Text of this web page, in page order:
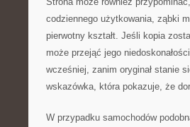
codziennego użytkowania, ząbki
pierwotny kształt. Jeśli kopia
może przejąć jego
wcześniej, zanim oryginał stanie
wskazówka, która pokazuje, że
W przypadku samochodów